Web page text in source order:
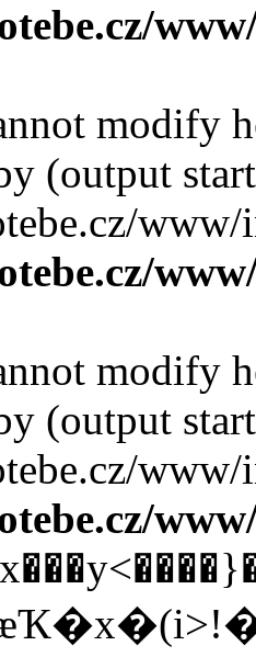
modify
(output
modify
(output